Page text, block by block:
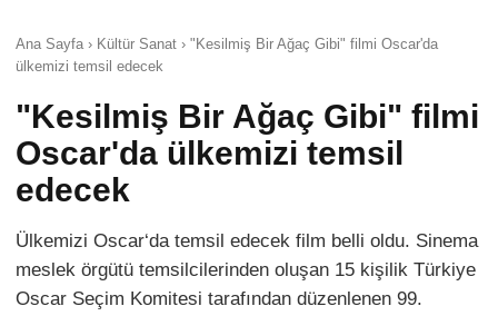
Ana Sayfa › Kültür Sanat › "Kesilmiş Bir Ağaç Gibi" filmi Oscar'da
ülkemizi temsil edecek
"Kesilmiş Bir Ağaç Gibi" filmi
Oscar'da ülkemizi temsil
edecek
Ülkemizi Oscar‘da temsil edecek film belli oldu. Sinema
meslek örgütü temsilcilerinden oluşan 15 kişilik Türkiye
Oscar Seçim Komitesi tarafından düzenlenen 99.